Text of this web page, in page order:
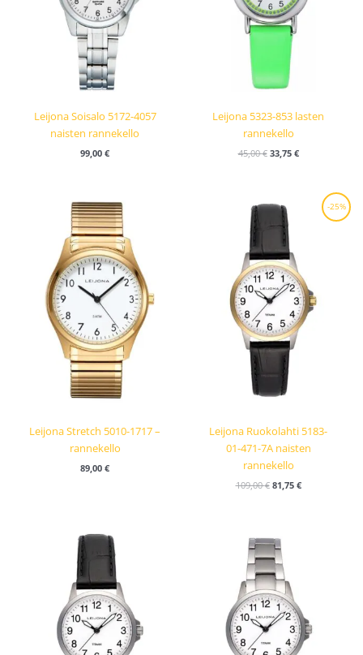
Leijona Soisalo 5172-4057
naisten rannekello
99,00 €
Leijona 5323-853 lasten
rannekello
45,00€ 33,75 €
Leijona Stretch 5010-1717 –
rannekello
89,00 €
-25%
Leijona Ruokolahti 5183-
01-471-7A naisten
rannekello
109,00€
Alkuperäinen
hinta
oli:
109,00 €.
81,75 €
Nykyinen
hinta